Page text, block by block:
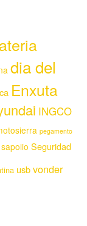
dia del
Enxuta
INGCO
pegamento
sapolio Seguridad
usbvonder